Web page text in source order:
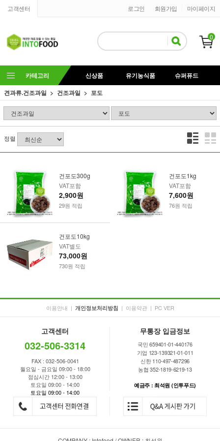
고객센터 마이페이지
회원가입
로그인
0
카테고리 신상품 유기농식품
슈퍼퓨드
견과류.건조과일
건조과일 포도
정렬
건포도300g
VAT포함
2,900원
29원 적립
건포도1kg
VAT포함
7,600원
76원 적립
건포도10kg
VAT별도
73,000원
730원 적립
이용안내 | 개인정보처리방침 | 이용약관 | PC VER
고객센터
032-506-3314
FAX : 032-506-0041
월요일 - 금요일 09:00 - 18:00
점심시간 12:00 - 13:00
토요일 09:00 - 14:00
토요일 09:00 - 14:00
무통장 입금정보
국민 659401-01-440176
기업 123-139321-01-011
신한 110-497-487296
농협 352-1819-6219-13
예금주 : 최석원 (인투푸드)